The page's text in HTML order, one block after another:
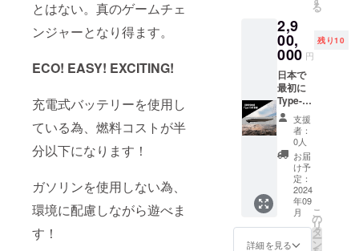
とはない。真のゲームチェ
ンジャーとなり得ます。
ECO! EASY! EXCITING!
充電式バッテリーを使用し
ている為、燃料コストが半
分以下になります！
ガソリンを使用しない為、
環境に配慮しながら遊べま
す！
静岡市
清水区
三保真
崎ビー
チ
⒉ 静
岡市駿
河区用
宗ビー
チ
3. 静
岡市牧
之原所
のビー
チ ・支
援者様
ターン
と同一
の内容
・体験
可能日
時：春
夏秋
季 何
曜日で
も予約
可能
09:00-
17:00
・休業
期間：
冬季
（ウェ
ット
ターン
には以
下が含
まれま
す： ・
【Cam
pfire限
定
only】
TKO
Japan
電動
サー
フィン
ジェッ
トボー
ド ２台
２時間
と海や
湖で試
してみ
た
い！」
「ヨッ
トや
船、水
上
ジェッ
トと組
み合わ
せて楽
しみた
い！」
そんな
ご要望
にお応
で、
もっと
楽しみ
を！ 小
売価格:
¥1,000,
000 +
税10%
+ 送料
¥150,00
0(概算)
1,250,0
リター
ンには
以下が
含まれ
る
2,9
00,
000 円
残り10
日本で
最初に
Type-
001
ジェッ
トボー
ドを手
に入れ
よう！
本プロ
ジェク
トを支
援いた
だき、
支援
者：
0人
お届
け予
定：
2024
年09
月
詳細を見る
こ
の
リ
タ
ー
ン